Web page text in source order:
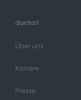
doctari
Über uns
Karriere
Presse